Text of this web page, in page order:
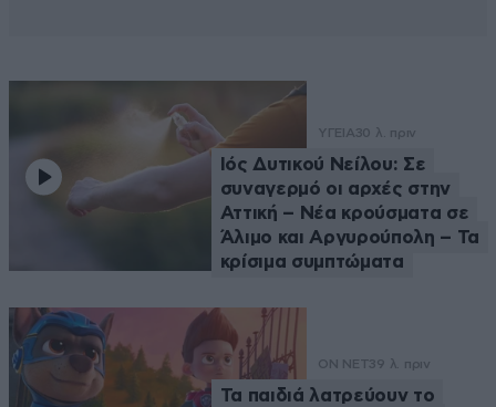
ΥΓΕΙΑ30 λ. πριν
Ιός Δυτικού Νείλου: Σε
συναγερμό οι αρχές στην
Αττική – Νέα κρούσματα σε
Άλιμο και Αργυρούπολη – Τα
κρίσιμα συμπτώματα
ON NET39 λ. πριν
Τα παιδιά λατρεύουν το